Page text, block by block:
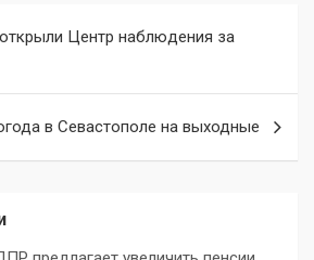
Центр наблюдения за
в Севастополе на выходные